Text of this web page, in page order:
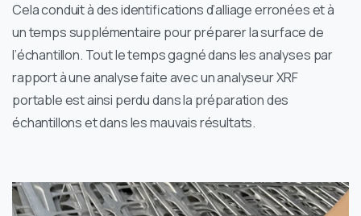
Cela conduit à des identifications d’alliage erronées et à
un temps supplémentaire pour préparer la surface de
l’échantillon. Tout le temps gagné dans les analyses par
rapport à une analyse faite avec un analyseur XRF
portable est ainsi perdu dans la préparation des
échantillons et dans les mauvais résultats.